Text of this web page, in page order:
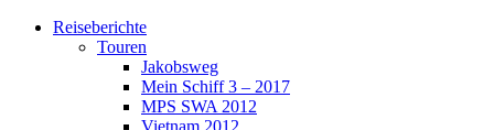
Reiseberichte
Touren
Jakobsweg
Mein Schiff 3 – 2017
MPS SWA 2012
Vietnam 2012